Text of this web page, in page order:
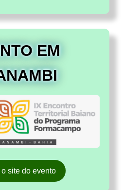
EM
site do evento